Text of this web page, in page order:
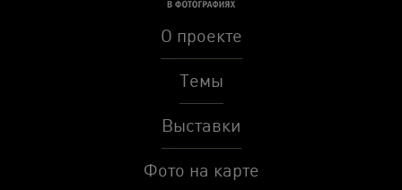
О проекте
Темы
Выставки
Фото на карте